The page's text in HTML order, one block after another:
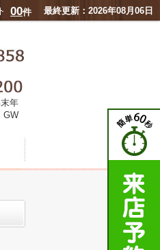
00件 最終更新：2026年08月06日
年
GW